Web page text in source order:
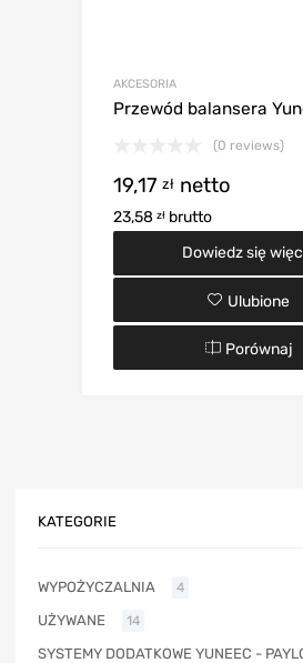
AKCESORIA
Przewód balansera
(0 reviews)
19,17 zł netto
23,58 zł brutto
Dowiedz się
Ulubione
Porównaj
KATEGORIE
WYPOŻYCZALNIA 4
UŻYWANE 14
SYSTEMY DODATKOWE YUNEEC -